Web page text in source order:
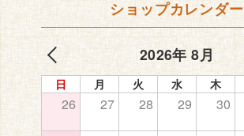
ショップカレンダー
2026年 8月
日 月 火 水 木
26 27 28 29 30